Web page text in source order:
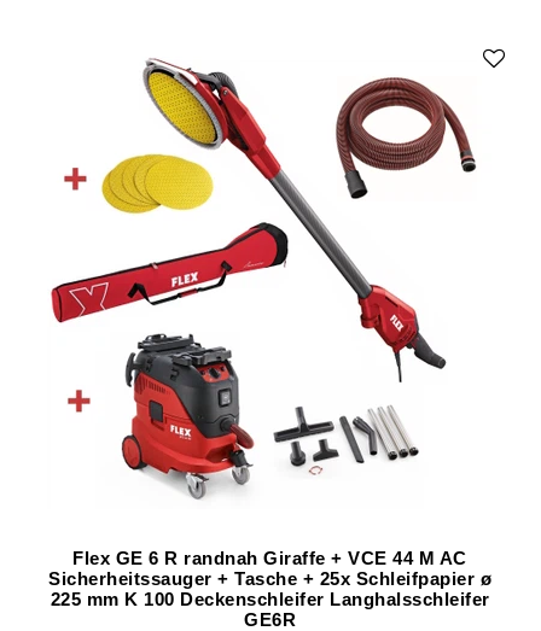
Flex GE 6 R randnah Giraffe + VCE 44 M AC
Sicherheitssauger + Tasche + 25x Schleifpapier ø
225 mm K 100 Deckenschleifer Langhalsschleifer
GE6R